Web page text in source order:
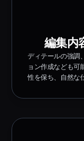
編集内
ディテールの強調
ョン作成なども可
性を保ち、自然な